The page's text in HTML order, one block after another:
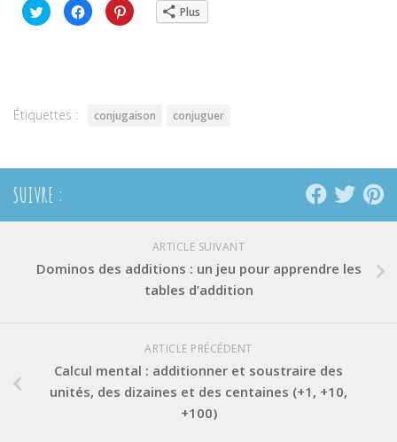
Cliquez
pour
partager
Cliquez
pour
partager
Cliquez
pour Plus
Étiquettes : conjugaison conjuguer
SUIVRE :
ARTICLE SUIVANT
Dominos des additions : un jeu pour apprendre les
tables d’addition
ARTICLE PRÉCÉDENT
Calcul mental : additionner et soustraire des
unités, des dizaines et des centaines (+1, +10,
+100)